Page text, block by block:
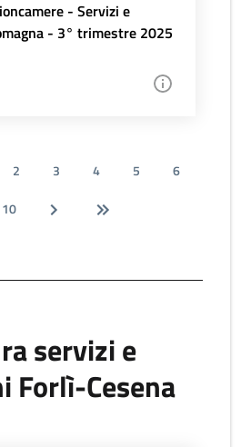
- Servizi e
- 3° trimestre 2025
2 3 4 5
6
10
servizi e
Forlì-Cesena